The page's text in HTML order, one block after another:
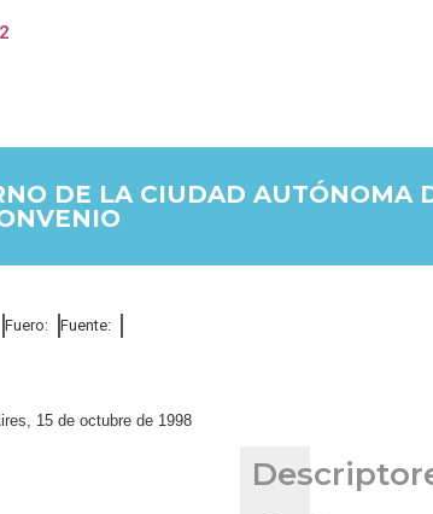
DE LA CIUDAD AUTÓNOMA
Fuero: Fuente:
15 de octubre de 1998